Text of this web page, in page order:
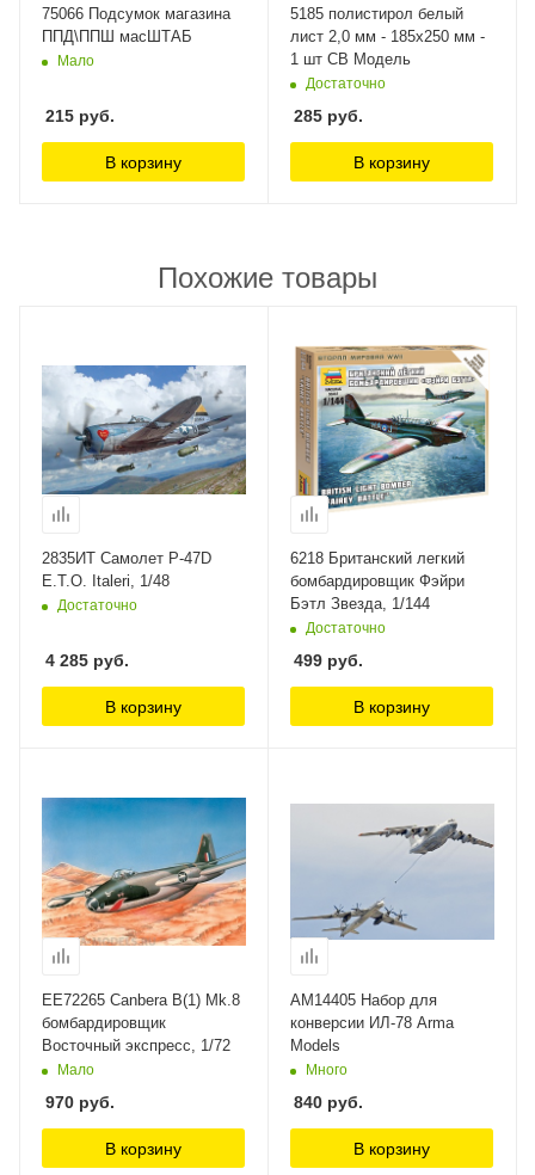
75066 Подсумок магазина
ППД\ППШ масШТАБ
Мало
215 руб.
В корзину
5185 полистирол белый
лист 2,0 мм - 185х250 мм -
1 шт СВ Модель
Достаточно
285 руб.
В корзину
Похожие товары
2835ИТ Самолет P-47D
E.T.O. Italeri, 1/48
Достаточно
4 285 руб.
В корзину
6218 Британский легкий
бомбардировщик Фэйри
Бэтл Звезда, 1/144
Достаточно
499 руб.
В корзину
ЕЕ72265 Canbera B(1) Mk.8
бомбардировщик
Восточный экспресс, 1/72
Мало
970 руб.
В корзину
AM14405 Набор для
конверсии ИЛ-78 Arma
Models
Много
840 руб.
В корзину